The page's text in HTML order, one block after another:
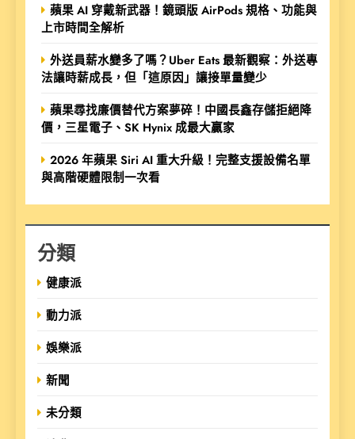
蘋果 AI 穿戴新武器！鏡頭版 AirPods 規格、功能與
上市時間全解析
外送員薪水變多了嗎？Uber Eats 最新觀察：外送專
法讓時薪成長，但「這原因」讓接單量變少
蘋果尋找廉價替代方案夢碎！中國長鑫存儲拒絕降
價，三星電子、SK Hynix 成最大贏家
2026 年蘋果 Siri AI 重大升級！完整支援設備名單
與高階硬體限制一次看
分類
健康派
動力派
娛樂派
新聞
未分類